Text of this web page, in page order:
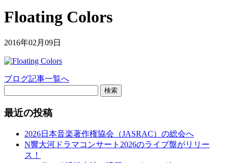
Floating Colors
2016年02月09日
ブログ記事一覧へ
検索
最近の投稿
2026日本音楽著作権協会（JASRAC）の総会へ
N響大河ドラマコンサート2026のライブ盤がリリー
ス！